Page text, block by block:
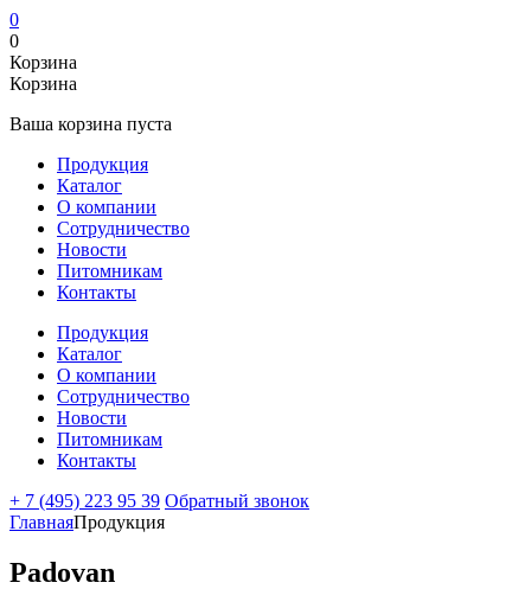
0
0
Корзина
Корзина
Ваша корзина пуста
Продукция
Каталог
О компании
Сотрудничество
Новости
Питомникам
Контакты
Продукция
Каталог
О компании
Сотрудничество
Новости
Питомникам
Контакты
+ 7 (495) 223 95 39 Обратный звонок
ГлавнаяПродукция
Padovan